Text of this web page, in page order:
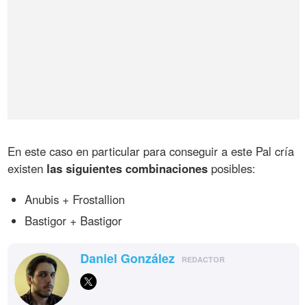
En este caso en particular para conseguir a este Pal cría
existen las siguientes combinaciones posibles:
Anubis + Frostallion
Bastigor + Bastigor
Daniel González REDACTOR